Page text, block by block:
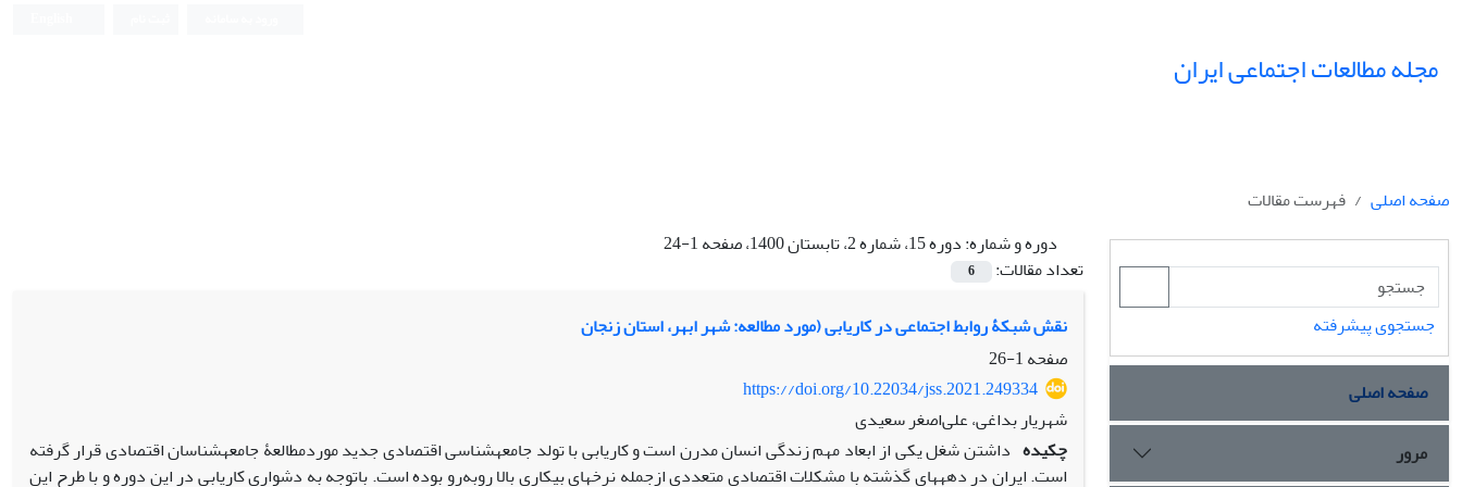
مجله مطالعات اجتماعی ایران
صفحه اصلی
فهرست مقالات
دوره و شماره:دوره 15، شماره 2، تابستان 1400، صفحه 1-24
تعداد مقالات:
6
نقش شبکۀ روابط اجتماعی در کاریابی (مورد مطالعه: شهر ابهر، استان زنجان
صفحه1-26
https://doi.org/10.22034/jss.2021.249334
شهریار بداغی، علی‌اصغر سعیدی
چکیده داشتن شغل یکی از ابعاد مهم زندگی انسان مدرن است و کاریابی با تولد جامعه‏شناسی اقتصادی جدید موردمطالعۀ جامعه‏شناسان اقتصادی قرار گرفته
است. ایران در دهه‏های گذشته با مشکلات اقتصادی متعددی ازجمله نرخ‏های بیکاری بالا روبه‌رو بوده است. باتوجه به دشواری کاریابی در این دوره و با طرح این
جستجوی پیشرفته
صفحه اصلی
مرور